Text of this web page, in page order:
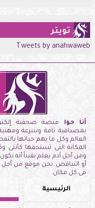
تويتر
Tweets by anahwaweb
أنا حوا منصة صحفية
بمصداقية تامة وسرعة
العالم وكل ما يهم حياتها
المكانة التى تستحقها
ومن أجل آدم يعلم يقيناً أنه
أو التناقض. نحن موقع من أجل
فى كل مكان.
الرئيسية